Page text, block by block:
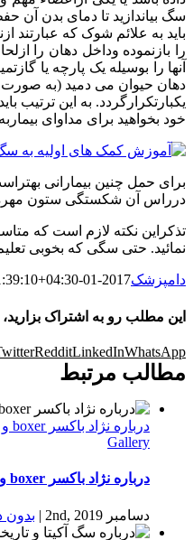
سگ بیاندازید تا دمای بدن آن
باید به علائم شوک که
آنها را بوسیله یک پارچه یا
خود بخواهید برای مداوای
برای حمل چنین بیمارانی
درراس آن شکستگی ستون مهره (
تذکراین نکته لازم است که
نمائید. حتی سگی که بخوبی
دامپزشک2017-01-29T11:39:10+04:30
این مطلب رو به اشتراک
RedditLinkedInWhatsApp
مطالب مرتبط
درباره نژاد باکسر boxer و آشنایی کامل با نژاد این سگ
Gallery
درباره نژاد باکسر boxer و آشنایی کامل با نژاد این سگ
دسامبر 2nd, 2019 | بدون